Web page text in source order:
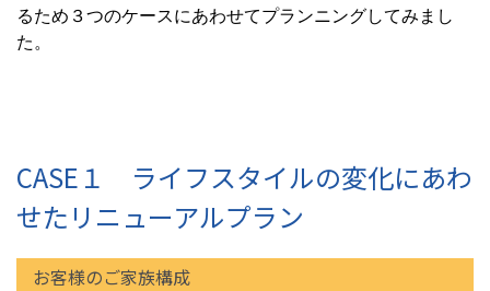
るため３つのケースにあわせてプランニングしてみまし
た。
CASE１ ライフスタイルの変化にあわ
せたリニューアルプラン
お客様のご家族構成